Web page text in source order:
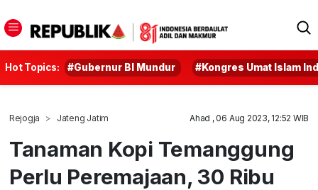
Hot Topics: #Gubernur BI Mundur #Kongres Umat Islam
Rejogja Jateng Jatim Ahad , 06 Aug 2023, 12:52 WIB
Tanaman Kopi Temanggung
Perlu Peremajaan, 30 Ribu